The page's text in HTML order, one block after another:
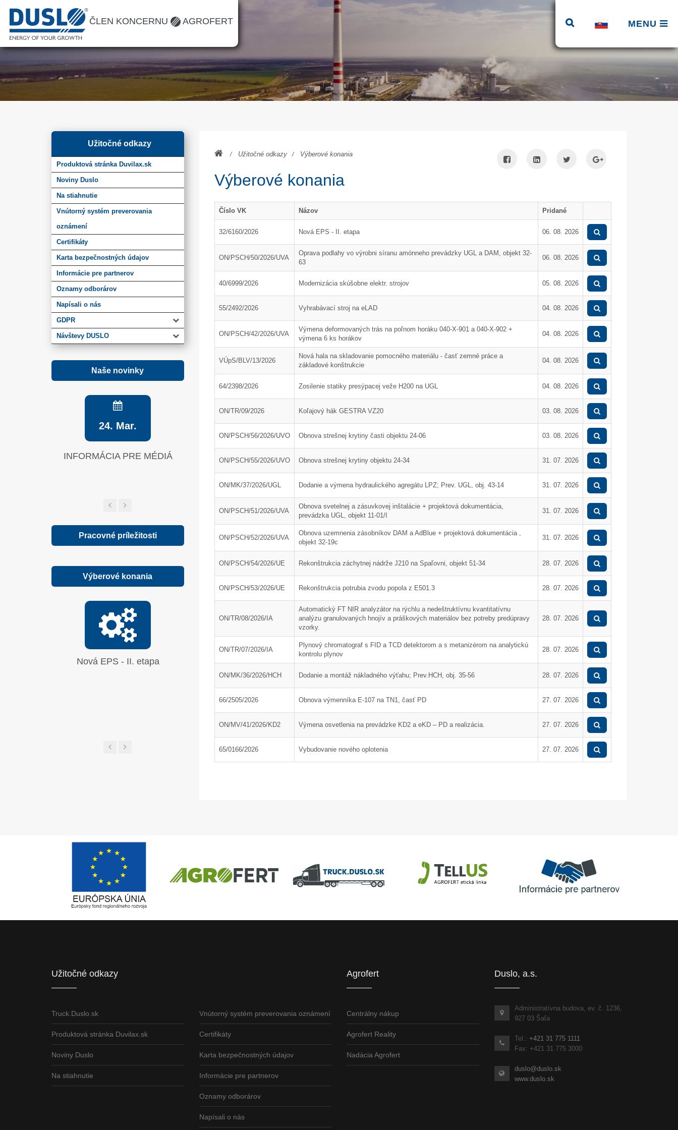
ČLEN KONCERNU AGROFERT MENU
Užitočné odkazy
Produktová stránka Duvilax.sk
Noviny Duslo
Na stiahnutie
Vnútorný systém preverovania
oznámení
Certifikáty
Karta bezpečnostných údajov
Informácie pre partnerov
Oznamy odborárov
Napísali o nás
GDPR
Návštevy DUSLO
Naše novinky
24. Mar.
INFORMÁCIA PRE MÉDIÁ
13. Mar.
Zelená správa Duslo, a.s. za rok
01. Jan.
Novým generálnym riaditeľom
Pavel Hanus
05. Dec.
Mikulášske popoludnie 2025 Dar od spoločnosti
Pracovné príležitosti
Výberové konania
Nová EPS - II. etapa
Oprava podlahy vo výrobni
síranu amónneho prevádzky
UGL a DAM, objekt 32-63
Modernizácia skúšobne elektr.
strojov
Vyhrabávací stroj na eLAD
Výmena
poľnom horáku 040-
040-X-902 +
Užitočné odkazy Výberové konania
Výberové konania
Číslo VK Názov Pridané
32/6160/2026 Nová EPS - II. etapa 06. 08. 2026
ON/PSCH/50/2026/UVA
Oprava podlahy vo výrobni síranu amónneho prevádzky UGL a DAM, objekt 32-
63
06. 08. 2026
40/6999/2026 Modernizácia skúšobne elektr. strojov 05. 08. 2026
55/2492/2026 Vyhrabávací stroj na eLAD 04. 08. 2026
ON/PSCH/42/2026/UVA
Výmena deformovaných trás na poľnom horáku 040-X-901 a 040-X-902 +
výmena 6 ks horákov
04. 08. 2026
VÚpS/BLV/13/2026
Nová hala na skladovanie pomocného materiálu - časť zemné práce a
základové konštrukcie
04. 08. 2026
64/2398/2026 Zosilenie statiky presýpacej veže H200 na UGL 04. 08. 2026
ON/TR/09/2026 Koľajový hák GESTRA VZ20 03. 08. 2026
ON/PSCH/56/2026/UVO Obnova strešnej krytiny časti objektu 24-06 03. 08. 2026
ON/PSCH/55/2026/UVO Obnova strešnej krytiny objektu 24-34 31. 07. 2026
ON/MK/37/2026/UGL Dodanie a výmena hydraulického agregátu LPZ; Prev. UGL, obj. 43-14 31. 07. 2026
ON/PSCH/51/2026/UVA
Obnova svetelnej a zásuvkovej inštalácie + projektová dokumentácia,
prevádzka UGL, objekt 11-01/I
31. 07. 2026
ON/PSCH/52/2026/UVA
Obnova uzemnenia zásobníkov DAM a AdBlue + projektová dokumentácia ,
objekt 32-19c
31. 07. 2026
ON/PSCH/54/2026/UE Rekonštrukcia záchytnej nádrže J210 na Spaľovni, objekt 51-34 28. 07. 2026
ON/PSCH/53/2026/UE Rekonštrukcia potrubia zvodu popola z E501.3 28. 07. 2026
ON/TR/08/2026/IA
Automatický FT NIR analyzátor na rýchlu a nedeštruktívnu kvantitatívnu
analýzu granulovaných hnojív a práškových materiálov bez potreby predúpravy
vzorky.
28. 07. 2026
ON/TR/07/2026/IA
Plynový chromatograf s FID a TCD detektorom a s metanizérom na analytickú
kontrolu plynov
28. 07. 2026
ON/MK/36/2026/HCH Dodanie a montáž nákladného výťahu; Prev.HCH, obj. 35-56 28. 07. 2026
66/2505/2026 Obnova výmenníka E-107 na TN1, časť PD 27. 07. 2026
ON/MV/41/2026/KD2 Výmena osvetlenia na prevádzke KD2 a eKD – PD a realizácia. 27. 07. 2026
65/0166/2026 Vybudovanie nového oplotenia 27. 07. 2026
Užitočné odkazy
Truck.Duslo.sk
Produktová stránka Duvilax.sk
Noviny Duslo
Na stiahnutie
Vnútorný systém preverovania oznámení
Certifikáty
Karta bezpečnostných údajov
Informácie pre partnerov
Oznamy odborárov
Napísali o nás
Agrofert
Centrálny nákup
Agrofert Reality
Nadácia Agrofert
Duslo, a.s.
Administratívna budova, ev. č. 1236,
927 03 Šaľa
Tel.: +421 31 775 1111
Fax: +421 31 775 3000
duslo@duslo.sk
www.duslo.sk